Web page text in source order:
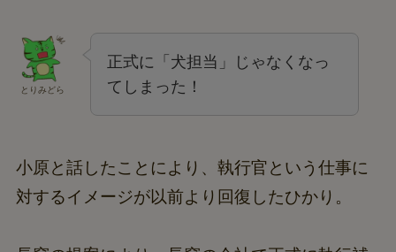
とりみどら
正式に「犬担当」じゃなくなっ
てしまった！
小原と話したことにより、執行官という仕事に
対するイメージが以前より回復したひかり。